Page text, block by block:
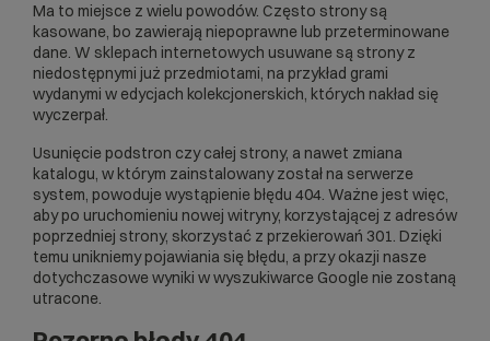
Ma to miejsce z wielu powodów. Często strony są
kasowane, bo zawierają niepoprawne lub przeterminowane
dane. W sklepach internetowych usuwane są strony z
niedostępnymi już przedmiotami, na przykład grami
wydanymi w edycjach kolekcjonerskich, których nakład się
wyczerpał.
Usunięcie podstron czy całej strony, a nawet zmiana
katalogu, w którym zainstalowany został na serwerze
system, powoduje wystąpienie błędu 404. Ważne jest więc,
aby po uruchomieniu nowej witryny, korzystającej z adresów
poprzedniej strony, skorzystać z przekierowań 301. Dzięki
temu unikniemy pojawiania się błędu, a przy okazji nasze
dotychczasowe wyniki w wyszukiwarce Google nie zostaną
utracone.